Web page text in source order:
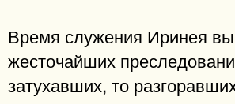
Время служения Иринея
жесточайших
затухавших, то